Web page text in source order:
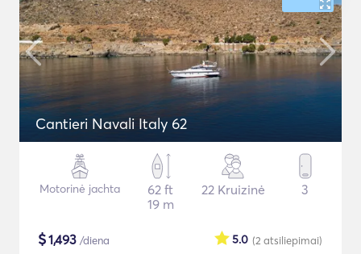
Cantieri Navali Italy 62
Motorinė jachta
62 ft
19 m
22 Kruizinė 3
$1,493 /diena (2 atsiliepimai)
5.0